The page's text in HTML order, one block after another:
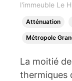
l'immeuble Le
Atténuation
Métropole
La moitié
thermiques